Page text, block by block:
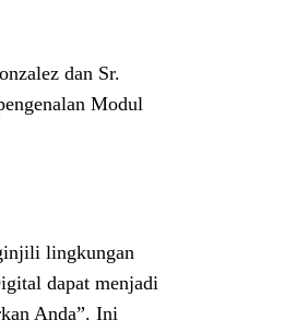
dan Sr.
Modul
lingkungan
dapat menjadi
Anda”. Ini